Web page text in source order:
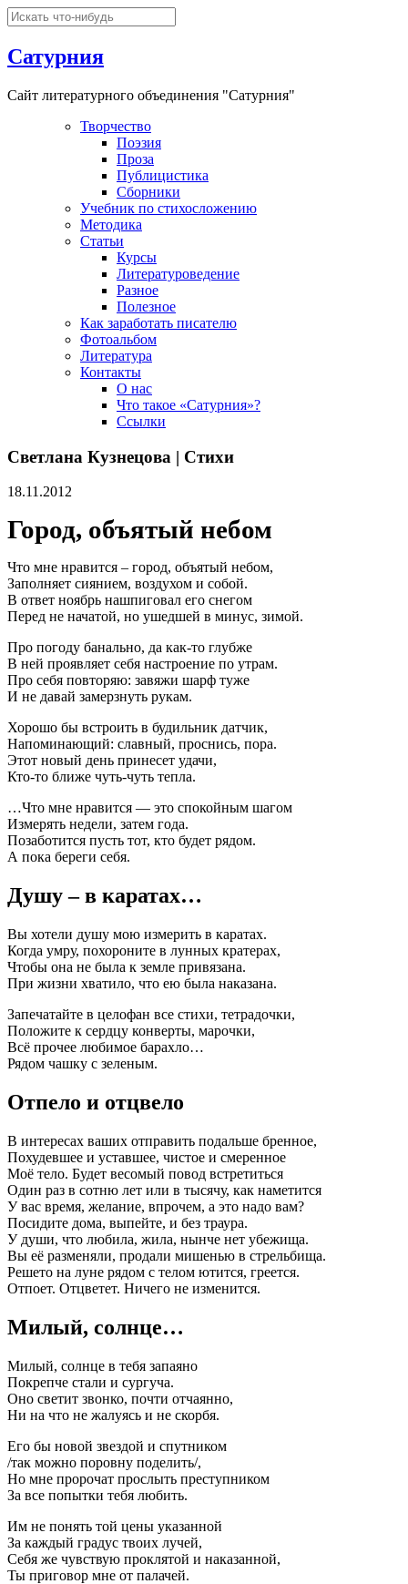
Сатурния
Сайт литературного объединения "Сатурния"
Творчество
Поэзия
Проза
Публицистика
Сборники
Учебник по стихосложению
Методика
Статьи
Курсы
Литературоведение
Разное
Полезное
Как заработать писателю
Фотоальбом
Литература
Контакты
О нас
Что такое «Сатурния»?
Ссылки
Светлана Кузнецова | Стихи
18.11.2012
Город, объятый небом
Что мне нравится – город, объятый небом,
Заполняет сиянием, воздухом и собой.
В ответ ноябрь нашпиговал его снегом
Перед не начатой, но ушедшей в минус, зимой.
Про погоду банально, да как-то глубже
В ней проявляет себя настроение по утрам.
Про себя повторяю: завяжи шарф туже
И не давай замерзнуть рукам.
Хорошо бы встроить в будильник датчик,
Напоминающий: славный, проснись, пора.
Этот новый день принесет удачи,
Кто-то ближе чуть-чуть тепла.
…Что мне нравится — это спокойным шагом
Измерять недели, затем года.
Позаботится пусть тот, кто будет рядом.
А пока береги себя.
Душу – в каратах…
Вы хотели душу мою измерить в каратах.
Когда умру, похороните в лунных кратерах,
Чтобы она не была к земле привязана.
При жизни хватило, что ею была наказана.
Запечатайте в целофан все стихи, тетрадочки,
Положите к сердцу конверты, марочки,
Всё прочее любимое барахло…
Рядом чашку с зеленым.
Отпело и отцвело
В интересах ваших отправить подальше бренное,
Похудевшее и уставшее, чистое и смеренное
Моё тело. Будет весомый повод встретиться
Один раз в сотню лет или в тысячу, как наметится
У вас время, желание, впрочем, а это надо вам?
Посидите дома, выпейте, и без траура.
У души, что любила, жила, нынче нет убежища.
Вы её разменяли, продали мишенью в стрельбища.
Решето на луне рядом с телом ютится, греется.
Отпоет. Отцветет. Ничего не изменится.
Милый, солнце…
Милый, солнце в тебя запаяно
Покрепче стали и сургуча.
Оно светит звонко, почти отчаянно,
Ни на что не жалуясь и не скорбя.
Его бы новой звездой и спутником
/так можно поровну поделить/,
Но мне пророчат прослыть преступником
За все попытки тебя любить.
Им не понять той цены указанной
За каждый градус твоих лучей,
Себя же чувствую проклятой и наказанной,
Ты приговор мне от палачей.